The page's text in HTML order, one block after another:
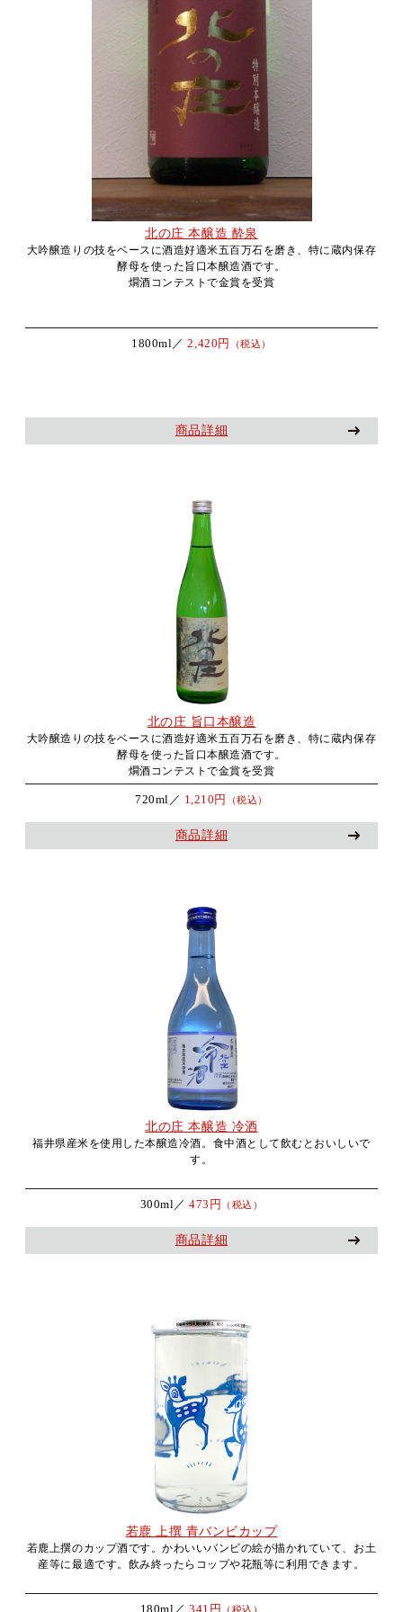
北の庄 本醸造 酔泉
大吟醸造りの技をベースに酒造好適米五百万石を磨き、特に蔵内保存
酵母を使った旨口本醸造酒です。
燗酒コンテストで金賞を受賞
1800ml／2,420円 （税込）
商品詳細
北の庄 旨口本醸造
大吟醸造りの技をベースに酒造好適米五百万石を磨き、特に蔵内保存
酵母を使った旨口本醸造酒です。
燗酒コンテストで金賞を受賞
720ml／ 1,210円 （税込）
商品詳細
北の庄 本醸造 冷酒
福井県産米を使用した本醸造冷酒。食中酒として飲むとおいしいで
す。
300ml／473円 （税込）
商品詳細
若鹿 上撰 青バンビカップ
若鹿上撰のカップ酒です。かわいいバンビの絵が描かれていて、お土
産等に最適です。飲み終ったらコップや花瓶等に利用できます。
180ml／341円 （税込）